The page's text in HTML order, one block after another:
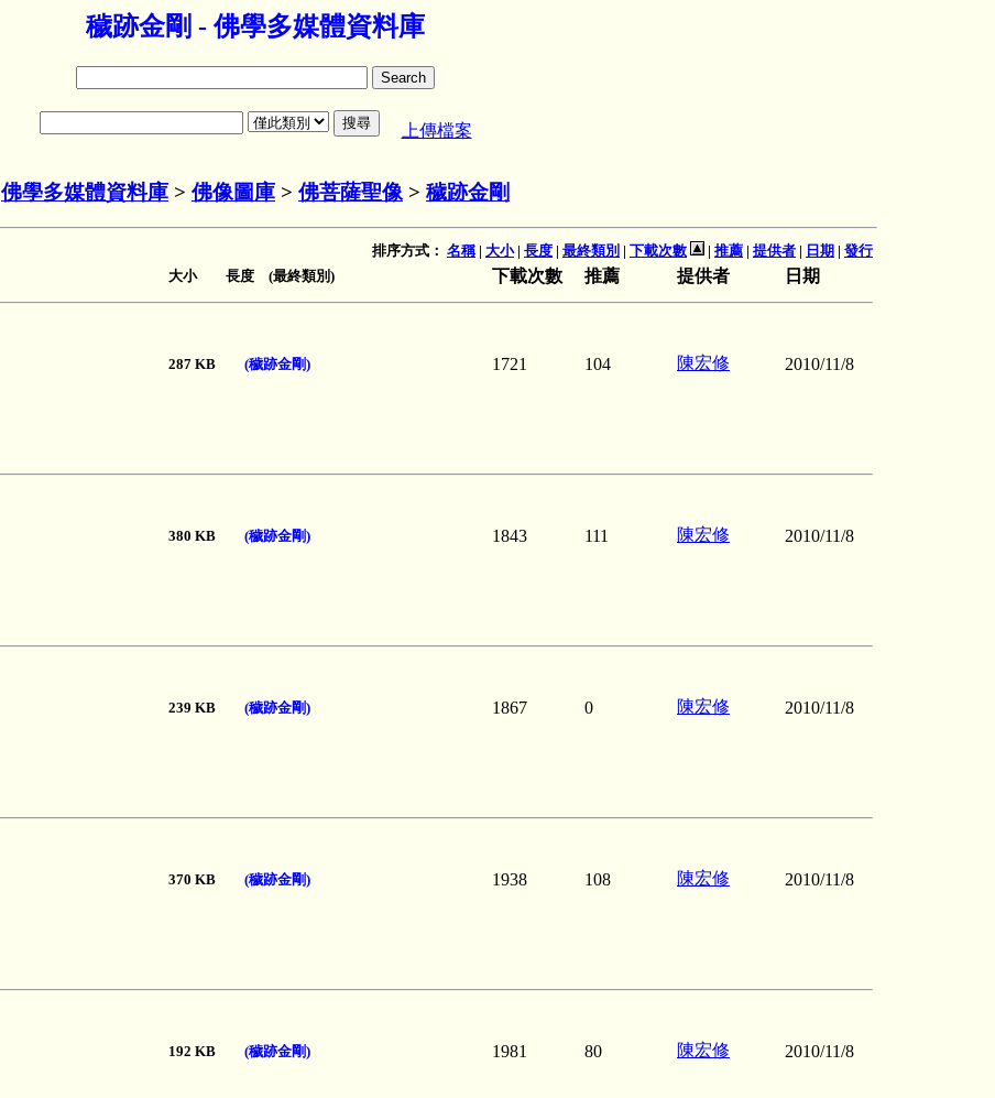
穢跡金剛 - 佛學多媒體資料庫
上傳檔案
佛學多媒體資料庫 > 佛像圖庫 > 佛菩薩聖像 > 穢跡金剛
排序方式： 名稱| 大小| 長度 | 最終類別 | 下載次數 | 推薦 | 提供者 | 日期 | 發行
大小 長度 (最終類別) 下載次數 推薦 提供者 日期
287 KB (穢跡金剛) 1721 104 陳宏修 2010/11/8
380 KB (穢跡金剛) 1843 111 陳宏修 2010/11/8
239 KB (穢跡金剛) 1867 0 陳宏修 2010/11/8
370 KB (穢跡金剛) 1938 108 陳宏修 2010/11/8
192 KB (穢跡金剛) 1981 80 陳宏修 2010/11/8